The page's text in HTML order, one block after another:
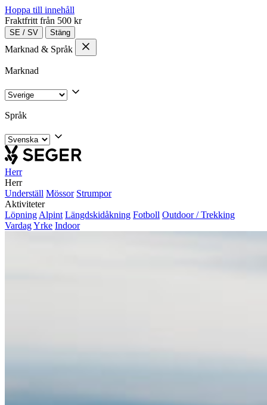
Hoppa till innehåll
Fraktfritt från 500 kr
SE / SV Stäng
Marknad & Språk
Marknad
Språk
Herr
Herr
Underställ Mössor Strumpor
Aktiviteter
Löpning Alpint Längdskidåkning Fotboll Outdoor / Trekking
VardagYrke Indoor